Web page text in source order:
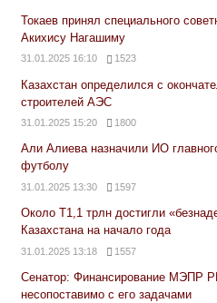
Токаев принял специального
Акихису Нагашиму
31.01.2025 16:10 1523
Казахстан определился с
строителей АЭС
31.01.2025 15:20 1800
Али Алиева назначили ИО
футболу
31.01.2025 13:30 1597
Около Т1,1 трлн достигли
Казахстана на начало года
31.01.2025 13:18 1557
Сенатор: Финансирование МЭПР
несопоставимо с его задачами